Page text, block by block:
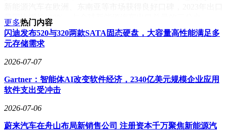
量同比增长120%，占全球新能源汽车出口总量的三分之一。
更多热门内容
闪迪发布520与320两款SATA固态硬盘，大容量高性能满足多
元存储需求
2026-07-07
Gartner：智能体AI改变软件经济，2340亿美元规模企业应用
软件支出受冲击
2026-07-06
蔚来汽车在舟山布局新销售公司 注册资本千万聚焦新能源汽